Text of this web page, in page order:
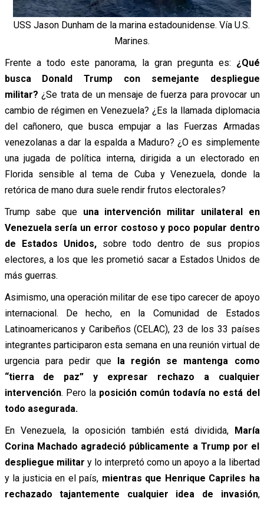
USS Jason Dunham de la marina estadounidense. Vía U.S.
Marines.
Frente a todo este panorama, la gran pregunta es: ¿Qué
busca Donald Trump con semejante despliegue
militar? ¿Se trata de un mensaje de fuerza para provocar un
cambio de régimen en Venezuela? ¿Es la llamada diplomacia
del cañonero, que busca empujar a las Fuerzas Armadas
venezolanas a dar la espalda a Maduro? ¿O es simplemente
una jugada de política interna, dirigida a un electorado en
Florida sensible al tema de Cuba y Venezuela, donde la
retórica de mano dura suele rendir frutos electorales?
Trump sabe que una intervención militar unilateral en
Venezuela sería un error costoso y poco popular dentro
de Estados Unidos, sobre todo dentro de sus propios
electores, a los que les prometió sacar a Estados Unidos de
más guerras.
Asimismo, una operación militar de ese tipo carecer de apoyo
internacional. De hecho, en la Comunidad de Estados
Latinoamericanos y Caribeños (CELAC), 23 de los 33 países
integrantes participaron esta semana en una reunión virtual de
urgencia para pedir que
la región se mantenga como
“tierra de paz” y expresar rechazo a cualquier
intervención. Pero laposición común todavía no está del
todo asegurada.
En Venezuela, la oposición también está dividida,
María
Corina Machado agradeció públicamente a Trump por el
despliegue militar y lo interpretó como un apoyo a la libertad
y la justicia en el país, mientras que Henrique Capriles ha
rechazado tajantemente cualquier idea de invasión,